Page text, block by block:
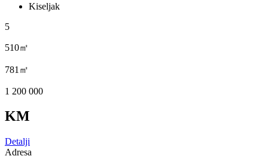
Kiseljak
5
510㎡
781㎡
1 200 000
KM
Detalji
Adresa